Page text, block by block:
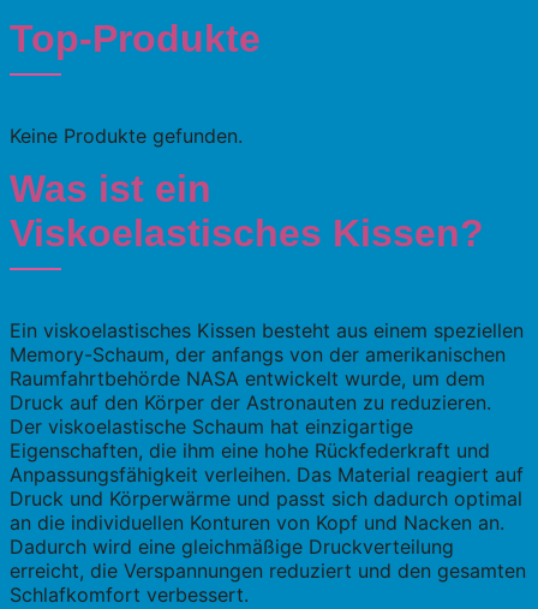
Top-Produkte
Keine Produkte gefunden.
Was ist ein
Viskoelastisches Kissen?
Ein viskoelastisches Kissen besteht aus einem speziellen
Memory-Schaum, der anfangs von der amerikanischen
Raumfahrtbehörde NASA entwickelt wurde, um dem
Druck auf den Körper der Astronauten zu reduzieren.
Der viskoelastische Schaum hat einzigartige
Eigenschaften, die ihm eine hohe Rückfederkraft und
Anpassungsfähigkeit verleihen. Das Material reagiert auf
Druck und Körperwärme und passt sich dadurch optimal
an die individuellen Konturen von Kopf und Nacken an.
Dadurch wird eine gleichmäßige Druckverteilung
erreicht, die Verspannungen reduziert und den gesamten
Schlafkomfort verbessert.